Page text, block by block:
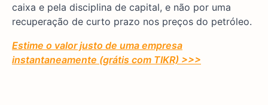
caixa e pela disciplina de capital, e não por uma
recuperação de curto prazo nos preços do petróleo.
Estime o valor justo de uma empresa
instantaneamente (grátis com TIKR) >>>